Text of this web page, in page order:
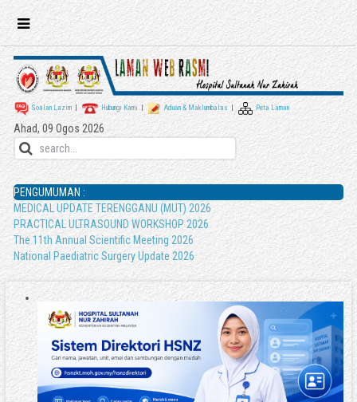
Soalan Lazim Hubungi Kami Aduan & Maklumbalas Peta Laman
Ahad, 09 Ogos 2026
PENGUMUMAN :
MEDICAL UPDATE TERENGGANU (MUT) 2026
PRACTICAL ULTRASOUND WORKSHOP 2026
The 11th Annual Scientific Meeting 2026
National Paediatric Surgery Update 2026